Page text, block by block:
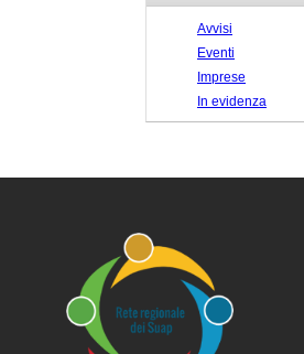
Avvisi
Eventi
Imprese
In evidenza